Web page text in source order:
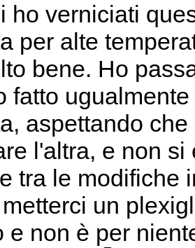
ho verniciati
per alte
bene. Ho
fatto
aspettando
l'altra, e non
tra le modifiche
un
e non è per